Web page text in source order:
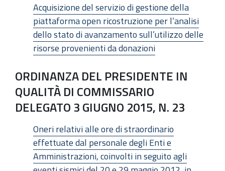
Acquisizione del servizio di gestione della
piattaforma open ricostruzione per l’analisi
dello stato di avanzamento sull’utilizzo delle
risorse provenienti da donazioni
ORDINANZA DEL PRESIDENTE IN
QUALITÀ DI COMMISSARIO
DELEGATO 3 GIUGNO 2015, N. 23
Oneri relativi alle ore di straordinario
effettuate dal personale degli Enti e
Amministrazioni, coinvolti in seguito agli